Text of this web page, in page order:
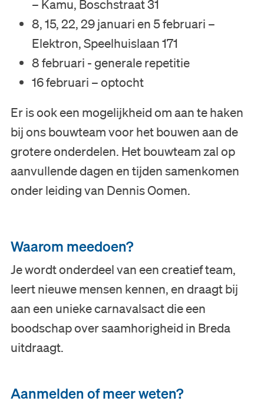
Collectie
Onderwijs
Zoeken
Tickets
English
– Kamu, Boschstraat 31
8, 15, 22, 29 januari en 5 februari –
Elektron, Speelhuislaan 171
8 februari - generale repetitie
16 februari – optocht
Er is ook een mogelijkheid om aan te haken
bij ons bouwteam voor het bouwen aan de
grotere onderdelen. Het bouwteam zal op
aanvullende dagen en tijden samenkomen
onder leiding van Dennis Oomen.
Waarom meedoen?
Je wordt onderdeel van een creatief team,
leert nieuwe mensen kennen, en draagt bij
aan een unieke carnavalsact die een
boodschap over saamhorigheid in Breda
uitdraagt.
Aanmelden of meer weten?